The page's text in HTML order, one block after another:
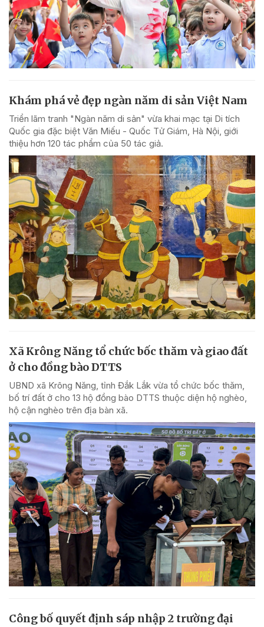
Khám phá vẻ đẹp ngàn năm di sản Việt Nam
Triển lãm tranh "Ngàn năm di sản" vừa khai mạc tại Di tích
Quốc gia đặc biệt Văn Miếu - Quốc Tử Giám, Hà Nội, giới
thiệu hơn 120 tác phẩm của 50 tác giả.
Xã Krông Năng tổ chức bốc thăm và giao đất
ở cho đồng bào DTTS
UBND xã Krông Năng, tỉnh Đắk Lắk vừa tổ chức bốc thăm,
bố trí đất ở cho 13 hộ đồng bào DTTS thuộc diện hộ nghèo,
hộ cận nghèo trên địa bàn xã.
Công bố quyết định sáp nhập 2 trường đại